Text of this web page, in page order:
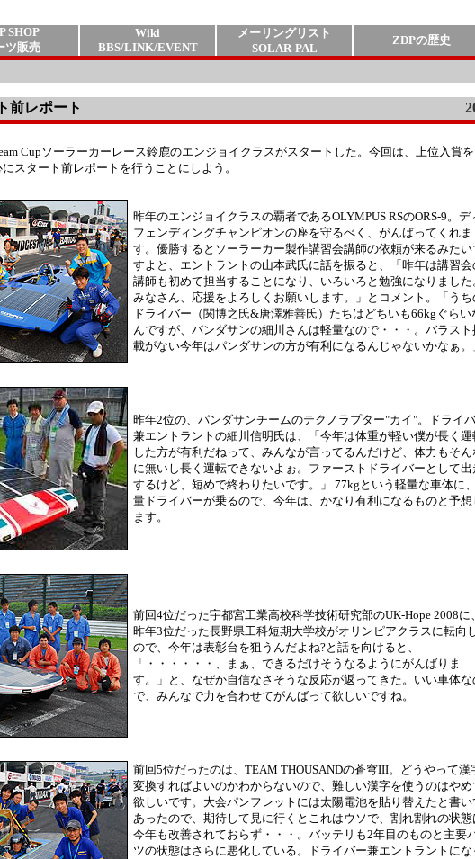
SHOP
ツ販売
Wiki
BBS/LINK/EVENT
メーリングリスト
SOLAR-PAL
ZDPの歴史
前レポート
Cupソーラーカーレース鈴鹿のエンジョイクラスがスタートした。今回は、上位入賞を
スタート前レポートを行うことにしよう。
昨年のエンジョイクラスの覇者であるOLYMPUS RSのORS-9。デ
フェンディングチャンピオンの座を守るべく、がんばってくれま
す。優勝するとソーラーカー製作講習会講師の依頼が来るみたい
すよと、エントラントの山本武氏に話を振ると、「昨年は講習会
講師も初めて担当することになり、いろいろと勉強になりました
みなさん、応援をよろしくお願いします。」とコメント。「うち
ドライバー（関博之氏&唐澤雅善氏）たちはどちいも66kgぐらい
んですが、パンダサンの細川さんは軽量なので・・・。バラスト
載がない今年はパンダサンの方が有利になるんじゃないかなぁ。
昨年2位の、パンダサンチームのテクノラプター"カイ"。ドライ
兼エントラントの細川信明氏は、「今年は体重が軽い僕が長く運
した方が有利だねって、みんなが言ってるんだけど、体力もそん
に無いし長く運転できないよぉ。ファーストドライバーとして出
するけど、短めで終わりたいです。」 77kgという軽量な車体に
量ドライバーが乗るので、今年は、かなり有利になるものと予想
ます。
前回4位だった宇都宮工業高校科学技術研究部のUK-Hope 2008に、
昨年3位だった長野県工科短期大学校がオリンピアクラスに転向
ので、今年は表彰台を狙うんだよね?と話を向けると、
「・・・・・・、まぁ、できるだけそうなるようにがんばりま
す。」と、なぜか自信なさそうな反応が返ってきた。いい車体な
で、みんなで力を合わせてがんばって欲しいですね。
前回5位だったのは、TEAM THOUSANDの蒼穹III。どうやって漢
変換すればよいのかわからないので、難しい漢字を使うのはやめ
欲しいです。大会パンフレットには太陽電池を貼り替えたと書い
あったので、期待して見に行くとこれはウソで、割れ割れの状態
今年も改善されておらず・・・。バッテリも2年目のものと主要
ツの状態はさらに悪化している。ドライバー兼エントラントにな